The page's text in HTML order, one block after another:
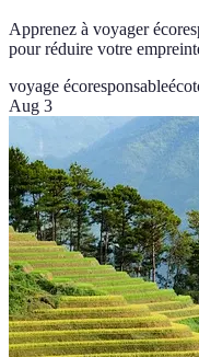
Apprenez à voyager
pour réduire votre
voyage écoresponsable
Aug 3